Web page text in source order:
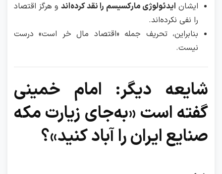
ایشان ایدئولوژی مارکسیسم را نقد کرده‌اند و هرگز اقتصاد
را نفی نکرده‌اند.
بنابراین، تحریف جمله «اقتصاد مال خر است» درست
نیست.
شایعه دیگر: امام خمینی
گفته است «به‌جای زیارت مکه
صنایع ایران را آباد کنید»؟